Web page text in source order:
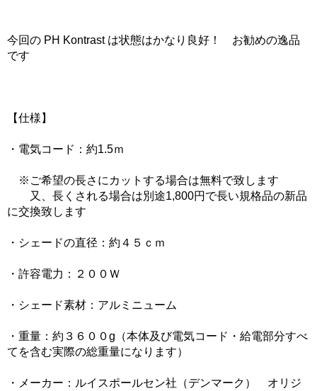
今回の PH Kontrast は状態はかなり良好！ お勧めの逸品
です
【仕様】
・電気コード：約1.5ｍ
※ご希望の長さにカットする場合は無料で致します
又、長くされる場合は別途1,800円で長い規格品の新品
に交換致します
・シェードの直径：約４５ｃｍ
・許容電力：２００Ｗ
・シェード素材：アルミニューム
・重量：約３６００g（本体及び電気コード・給電部分すべ
てを含む実際の総重量になります）
・メーカー：ルイスポールセン社（デンマーク） オリジ